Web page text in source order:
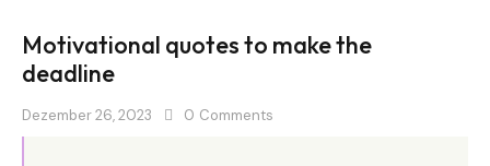
Motivational quotes to make the
deadline
Dezember 26, 2023 0 Comments